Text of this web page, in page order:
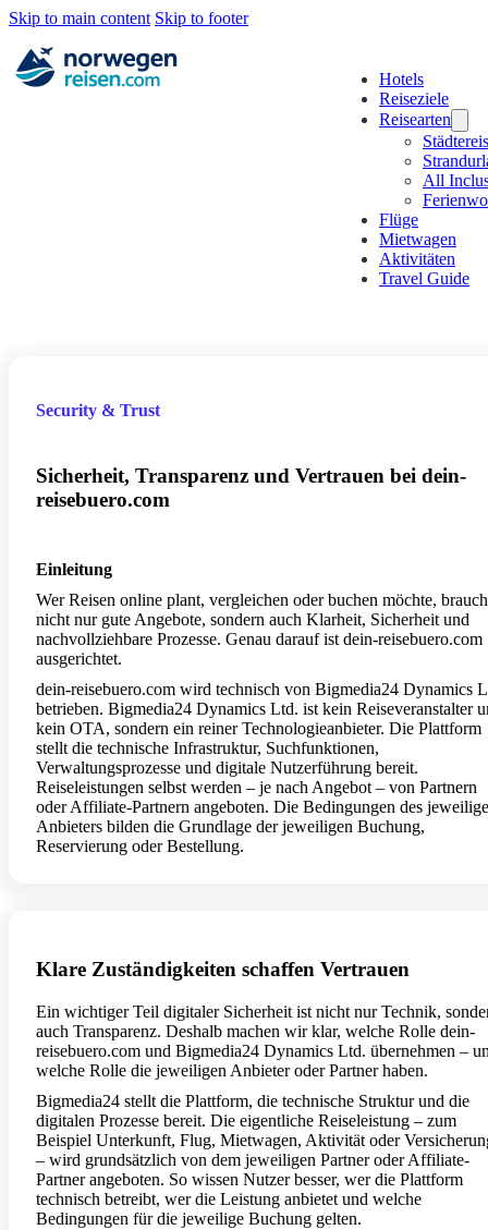
Skip to main content Skip to footer
Hotels
Reiseziele
Reisearten
All
Flüge
Mietwagen
Aktivitäten
Travel Guide
Security & Trust
Sicherheit, Transparenz und Vertrauen bei dein-
reisebuero.com
Einleitung
Wer Reisen online plant, vergleichen oder buchen möchte,
nicht nur gute Angebote, sondern auch Klarheit, Sicherheit und
nachvollziehbare Prozesse. Genau darauf ist dein-reisebuero.com
ausgerichtet.
dein-reisebuero.com wird technisch von Bigmedia24 Dynamics
betrieben. Bigmedia24 Dynamics Ltd. ist kein Reiseveranstalter
kein OTA, sondern ein reiner Technologieanbieter. Die Plattform
stellt die technische Infrastruktur, Suchfunktionen,
Verwaltungsprozesse und digitale Nutzerführung bereit.
Reiseleistungen selbst werden – je nach Angebot – von Partnern
oder Affiliate-Partnern angeboten. Die Bedingungen des
Anbieters bilden die Grundlage der jeweiligen Buchung,
Reservierung oder Bestellung.
Klare Zuständigkeiten schaffen Vertrauen
Ein wichtiger Teil digitaler Sicherheit ist nicht nur Technik,
auch Transparenz. Deshalb machen wir klar, welche Rolle dein-
reisebuero.com und Bigmedia24 Dynamics Ltd. übernehmen –
welche Rolle die jeweiligen Anbieter oder Partner haben.
Bigmedia24 stellt die Plattform, die technische Struktur und die
digitalen Prozesse bereit. Die eigentliche Reiseleistung – zum
Beispiel Unterkunft, Flug, Mietwagen, Aktivität oder
– wird grundsätzlich von dem jeweiligen Partner oder Affiliate-
Partner angeboten. So wissen Nutzer besser, wer die Plattform
technisch betreibt, wer die Leistung anbietet und welche
Bedingungen für die jeweilige Buchung gelten.